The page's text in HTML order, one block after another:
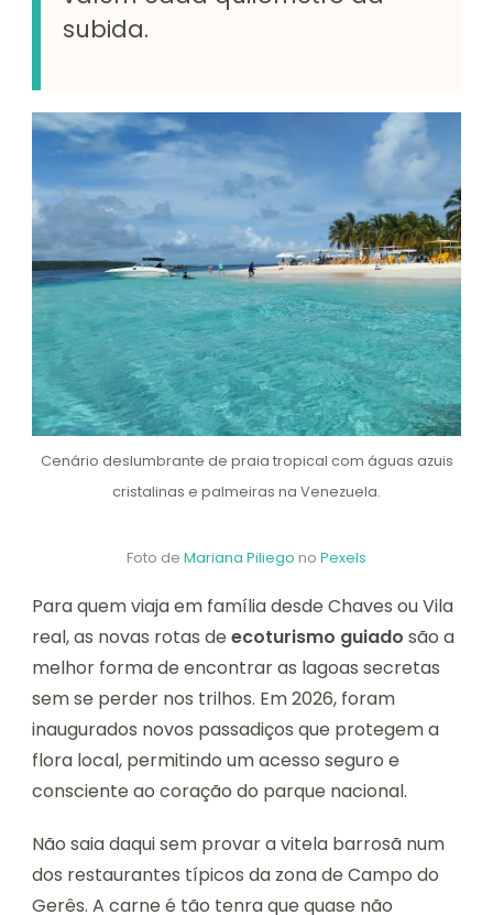
subida.
Cenário deslumbrante de praia tropical com águas azuis
cristalinas e palmeiras na Venezuela.
Foto de Mariana Piliego no Pexels
Para quem viaja em família desde Chaves ou Vila
real, as novas rotas deecoturismo guiado são a
melhor forma de encontrar as lagoas secretas
sem se perder nos trilhos. Em 2026, foram
inaugurados novos passadiços que protegem a
flora local, permitindo um acesso seguro e
consciente ao coração do parque nacional.
Não saia daqui sem provar a vitela barrosã num
dos restaurantes típicos da zona de Campo do
Gerês. A carne é tão tenra que quase não